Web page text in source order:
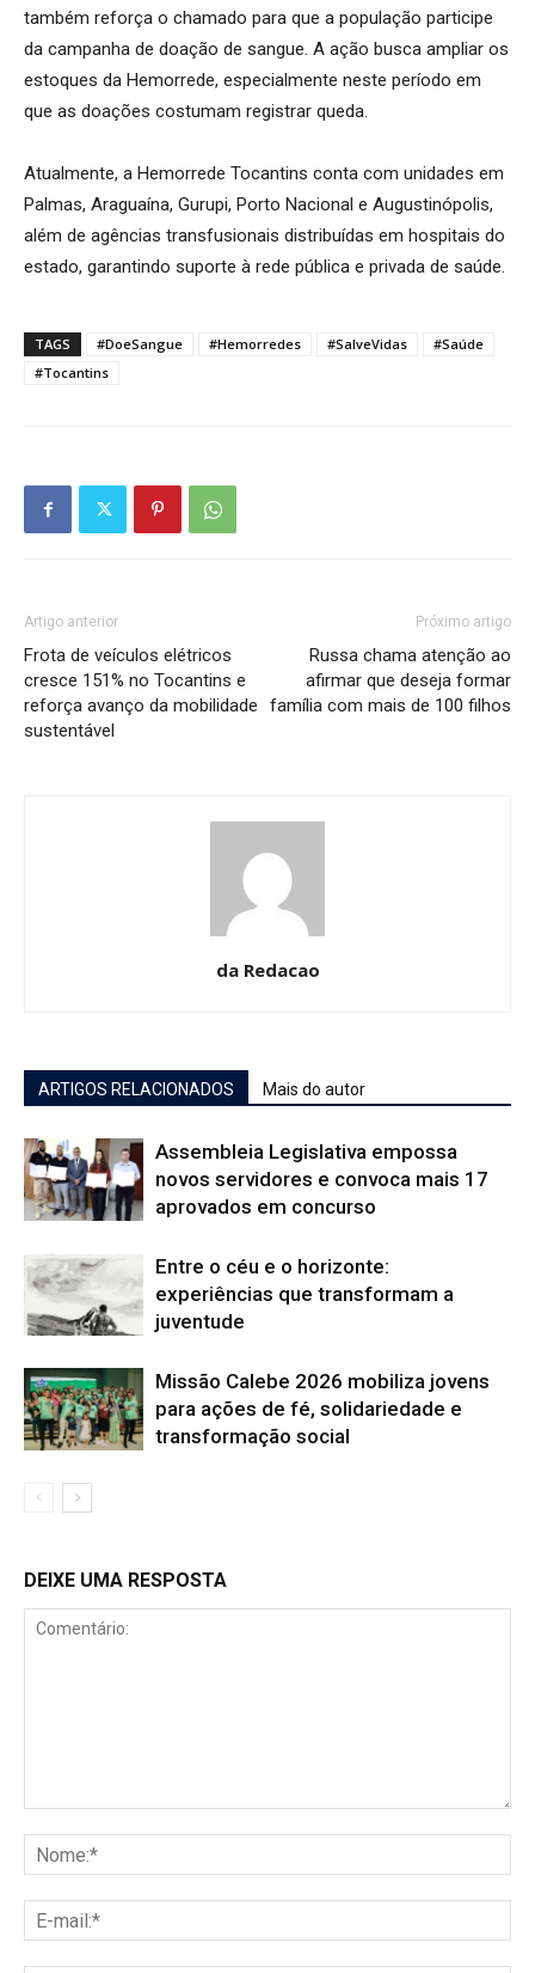
também reforça o chamado para que a população participe
da campanha de doação de sangue. A ação busca ampliar os
estoques da Hemorrede, especialmente neste período em
que as doações costumam registrar queda.
Atualmente, a Hemorrede Tocantins conta com unidades em
Palmas, Araguaína, Gurupi, Porto Nacional e Augustinópolis,
além de agências transfusionais distribuídas em hospitais do
estado, garantindo suporte à rede pública e privada de saúde.
TAGS #DoeSangue #Hemorredes #SalveVidas
#Saúde
#Tocantins
Artigo anterior
Frota de veículos elétricos
cresce 151% no Tocantins e
reforça avanço da mobilidade
sustentável
Próximo artigo
Russa chama atenção ao
afirmar que deseja formar
família com mais de 100 filhos
da Redacao
ARTIGOS RELACIONADOS Mais do autor
Assembleia Legislativa empossa
novos servidores e convoca mais 17
aprovados em concurso
Entre o céu e o horizonte:
experiências que transformam a
juventude
Missão Calebe 2026 mobiliza jovens
para ações de fé, solidariedade e
transformação social
DEIXE UMA RESPOSTA